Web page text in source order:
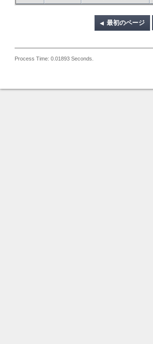
最初のページ
Process Time: 0.01893 Seconds.